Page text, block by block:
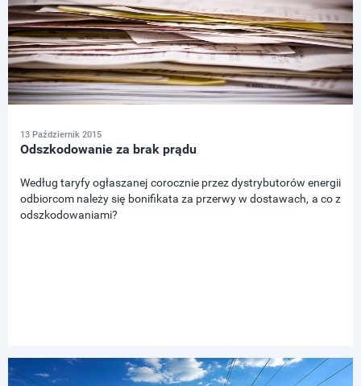
13 Październik 2015
Odszkodowanie za brak prądu
Według taryfy ogłaszanej corocznie przez dystrybutorów energii
odbiorcom należy się bonifikata za przerwy w dostawach, a co z
odszkodowaniami?